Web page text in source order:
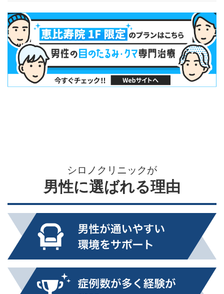
シロノクリニックが
男性に選ばれる理由